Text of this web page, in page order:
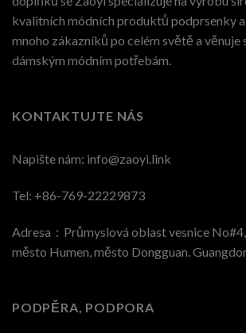
kvalitních módních produktů podprsenky
mnoho zákazníků po celém světě a věnuje
dámským módním potřebám.
KONTAKTUJTE NÁS
Napište nám: info@zaoyi.link
Tel: +86-769-22229873
Adresa：Průmyslová oblast vesnice
město Humen, město Dongguan.
PODPĚRA, PODPORA